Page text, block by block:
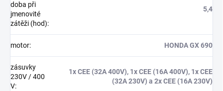
doba při
jmenovité
zátěži (hod):
5,4
motor: HONDA GX 690
zásuvky
230V / 400
V:
1x CEE (32A 400V), 1x CEE (16A 400V), 1x CEE
(32A 230V) a 2x CEE (16A 230V)